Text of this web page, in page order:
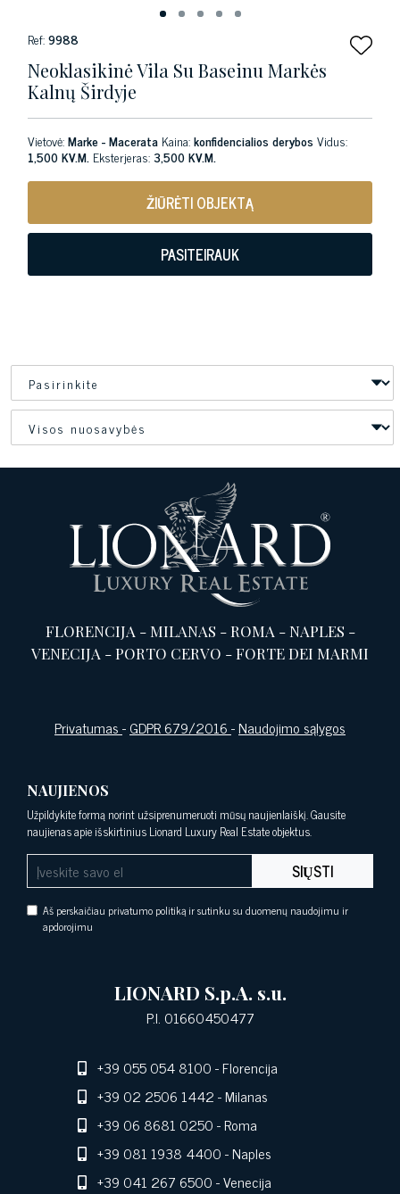
Ref:9988
Neoklasikinė Vila Su Baseinu Markės
Kalnų Širdyje
Vietovė:Marke - Macerata Kaina:konfidencialios derybos Vidus:
1,500 KV.M. Eksterjeras:3,500 KV.M.
ŽIŪRĖTI OBJEKTĄ
PASITEIRAUK
FLORENCIJA -MILANAS -ROMA -NAPLES -
VENECIJA -PORTO CERVO -FORTE DEI MARMI
Privatumas-GDPR 679/2016-Naudojimo sąlygos
NAUJIENOS
Užpildykite formą norint užsiprenumeruoti mūsų naujienlaiškį. Gausite
naujienas apie išskirtinius Lionard Luxury Real Estate objektus.
SIŲSTI
Aš perskaičiau privatumo politiką ir sutinku su duomenų naudojimu ir
apdorojimu
LIONARD S.p.A. s.u.
P.I. 01660450477
+39 055 054 8100- Florencija
+39 02 2506 1442- Milanas
+39 06 8681 0250- Roma
+39 081 1938 4400- Naples
+39 041 267 6500- Venecija